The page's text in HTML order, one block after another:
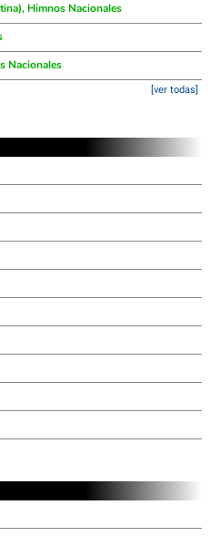
Himnos Nacionales
Nacionales
[ver todas]